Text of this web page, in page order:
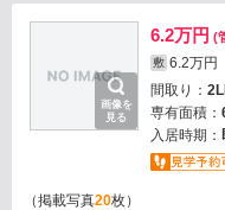
画像を
見る
6.2万円 (
敷 6.2万円
間取り：
専有面積：
入居時期：
（掲載写真20枚）